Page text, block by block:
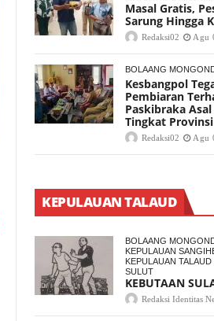
Masal Gratis,
Sarung Hingga
Redaksi02 Agu
BOLAANG
Kesbangpol
Pembiaran
Paskibraka
Tingkat Provinsi
Redaksi02 Agu
KEPULAUAN TALAUD
BOLAANG
KEPULAUAN
KEPULAUAN TALAUD
SULUT
KEBUTAAN
Redaksi Identitas